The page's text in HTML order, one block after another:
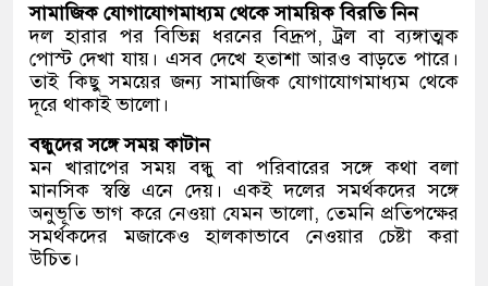
সামাজিক যোগাযোগমাধ্যম থেকে সাময়িক বিরতি নিন
দল হারার পর বিভিন্ন ধরনের বিদ্রূপ, ট্রল বা ব্যঙ্গাত্মক
পোস্ট দেখা যায়। এসব দেখে হতাশা আরও বাড়তে পারে।
তাই কিছু সময়ের জন্য সামাজিক যোগাযোগমাধ্যম থেকে
দূরে থাকাই ভালো।
বন্ধুদের সঙ্গে সময় কাটান
মন খারাপের সময় বন্ধু বা পরিবারের সঙ্গে কথা বলা
মানসিক স্বস্তি এনে দেয়। একই দলের সমর্থকদের সঙ্গে
অনুভূতি ভাগ করে নেওয়া যেমন ভালো, তেমনি প্রতিপক্ষের
সমর্থকদের মজাকেও হালকাভাবে নেওয়ার চেষ্টা করা
উচিত।